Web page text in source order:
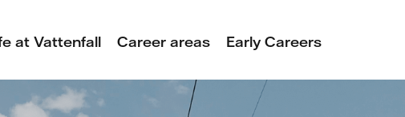
at Vattenfall Career areas Early Careers